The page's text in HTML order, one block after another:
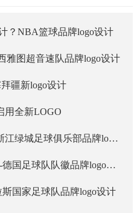
？NBA篮球品牌logo设计
雅图超音速队品牌logo设计
疆新logo设计
用全新LOGO
江绿城足球俱乐部品牌logo
国足球队队徽品牌logo设
国家足球队品牌logo设计